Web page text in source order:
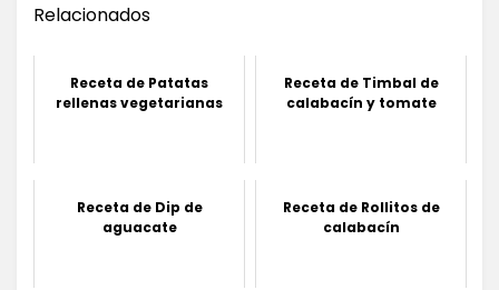
Relacionados
Receta de Patatas
rellenas vegetarianas
Receta de Timbal de
calabacín y tomate
Receta de Dip de
aguacate
Receta de Rollitos de
calabacín